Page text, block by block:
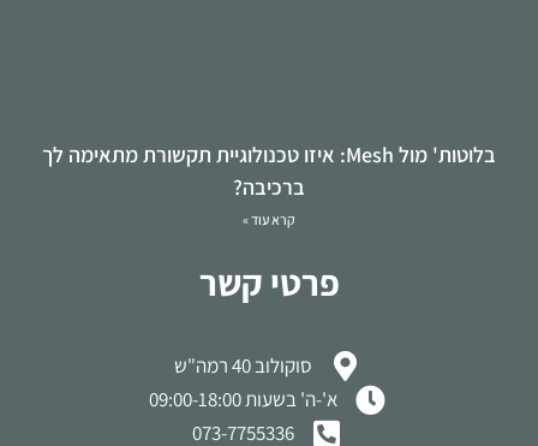
בלוטות' מול Mesh: איזו טכנולוגיית תקשורת מתאימה לך
ברכיבה?
קרא עוד »
פרטי קשר
סוקולוב 40 רמה"ש
א'-ה' בשעות 09:00-18:00
073-7755336